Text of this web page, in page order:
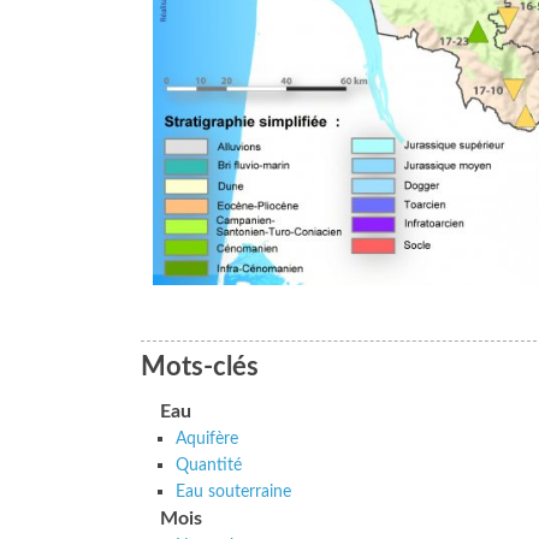
Mots-clés
Eau
Aquifère
Quantité
Eau souterraine
Mois